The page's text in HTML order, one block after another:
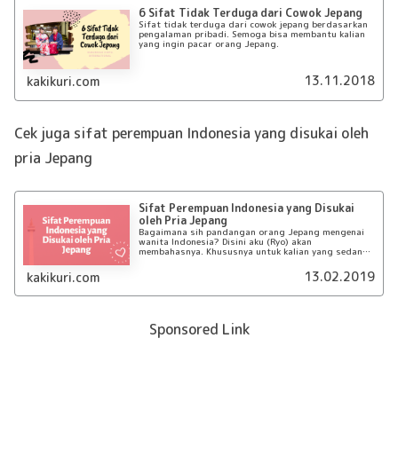
6 Sifat Tidak Terduga dari Cowok Jepang
Sifat tidak terduga dari cowok jepang berdasarkan
pengalaman pribadi. Semoga bisa membantu kalian
yang ingin pacar orang Jepang.
kakikuri.com 13.11.2018
Cek juga sifat perempuan Indonesia yang disukai oleh
pria Jepang
Sifat Perempuan Indonesia yang Disukai
oleh Pria Jepang
Bagaimana sih pandangan orang Jepang mengenai
wanita Indonesia? Disini aku (Ryo) akan
membahasnya. Khususnya untuk kalian yang sedang
kakikuri.com 13.02.2019
Sponsored Link